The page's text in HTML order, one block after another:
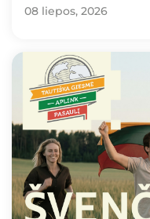
08 liepos, 2026